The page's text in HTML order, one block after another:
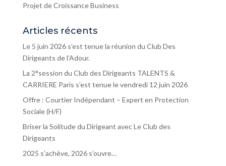
Projet de Croissance Business
Articles récents
Le 5 juin 2026 s’est tenue la réunion du Club Des
Dirigeants de l’Adour.
La 2°session du Club des Dirigeants TALENTS &
CARRIERE Paris s’est tenue le vendredi 12 juin 2026
Offre : Courtier Indépendant – Expert en Protection
Sociale (H/F)
Briser la Solitude du Dirigeant avec Le Club des
Dirigeants
2025 s’achève, 2026 s’ouvre…